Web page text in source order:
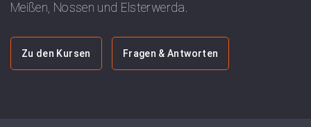
Meißen, Nossen und Elsterwerda.
Zu den Kursen Fragen & Antworten